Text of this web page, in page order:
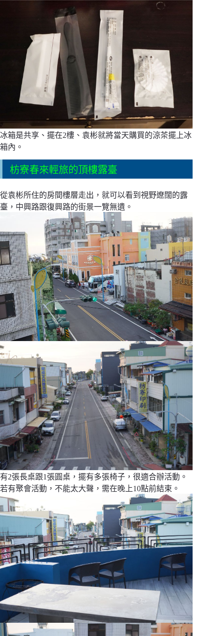
冰箱是共享、擺在2樓、袁彬就將當天購買的涼茶擺上冰
箱內。
枋寮春來輕旅的頂樓露臺
從袁彬所住的房間樓層走出，就可以看到視野遼闊的露
臺，中興路跟復興路的街景一覽無遺。
有2張長桌跟1張圓桌，擺有多張椅子，很適合辦活動。
若有聚會活動，不能太大聲，需在晚上10點前結束。